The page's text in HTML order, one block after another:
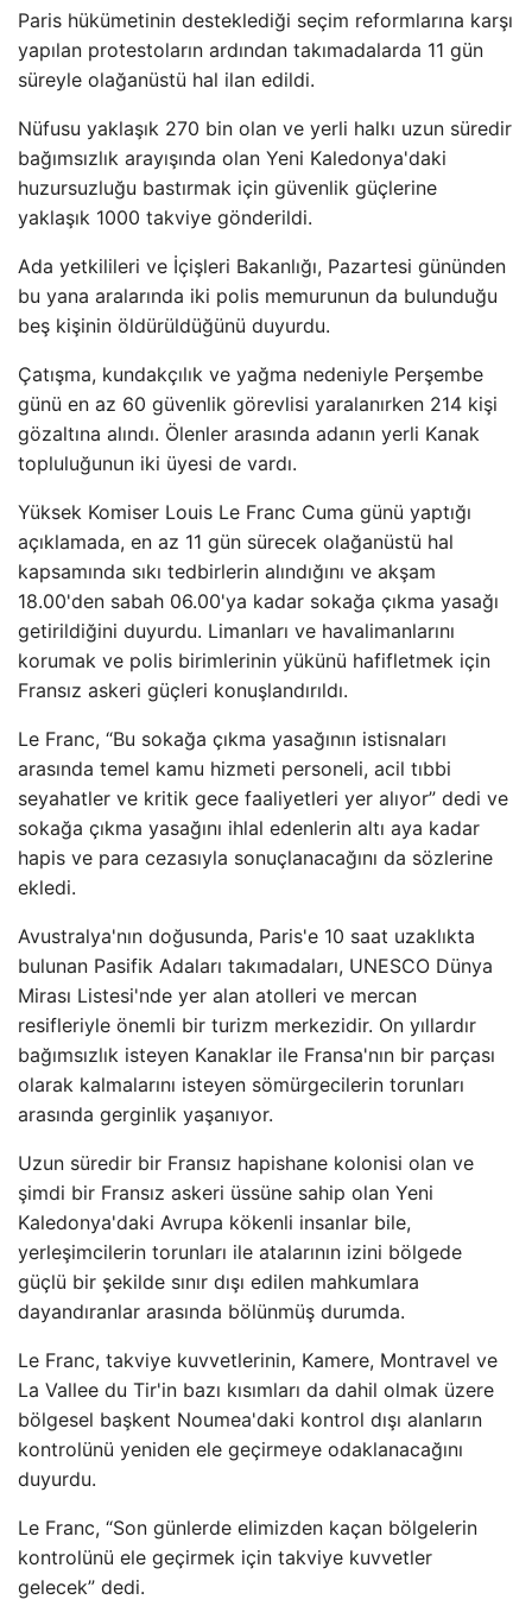
Paris hükümetinin desteklediği seçim reformlarına karşı
yapılan protestoların ardından takımadalarda 11 gün
süreyle olağanüstü hal ilan edildi.
Nüfusu yaklaşık 270 bin olan ve yerli halkı uzun süredir
bağımsızlık arayışında olan Yeni Kaledonya'daki
huzursuzluğu bastırmak için güvenlik güçlerine
yaklaşık 1000 takviye gönderildi.
Ada yetkilileri ve İçişleri Bakanlığı, Pazartesi gününden
bu yana aralarında iki polis memurunun da bulunduğu
beş kişinin öldürüldüğünü duyurdu.
Çatışma, kundakçılık ve yağma nedeniyle Perşembe
günü en az 60 güvenlik görevlisi yaralanırken 214 kişi
gözaltına alındı. Ölenler arasında adanın yerli Kanak
topluluğunun iki üyesi de vardı.
Yüksek Komiser Louis Le Franc Cuma günü yaptığı
açıklamada, en az 11 gün sürecek olağanüstü hal
kapsamında sıkı tedbirlerin alındığını ve akşam
18.00'den sabah 06.00'ya kadar sokağa çıkma yasağı
getirildiğini duyurdu. Limanları ve havalimanlarını
korumak ve polis birimlerinin yükünü hafifletmek için
Fransız askeri güçleri konuşlandırıldı.
Le Franc, “Bu sokağa çıkma yasağının istisnaları
arasında temel kamu hizmeti personeli, acil tıbbi
seyahatler ve kritik gece faaliyetleri yer alıyor” dedi ve
sokağa çıkma yasağını ihlal edenlerin altı aya kadar
hapis ve para cezasıyla sonuçlanacağını da sözlerine
ekledi.
Avustralya'nın doğusunda, Paris'e 10 saat uzaklıkta
bulunan Pasifik Adaları takımadaları, UNESCO Dünya
Mirası Listesi'nde yer alan atolleri ve mercan
resifleriyle önemli bir turizm merkezidir. On yıllardır
bağımsızlık isteyen Kanaklar ile Fransa'nın bir parçası
olarak kalmalarını isteyen sömürgecilerin torunları
arasında gerginlik yaşanıyor.
Uzun süredir bir Fransız hapishane kolonisi olan ve
şimdi bir Fransız askeri üssüne sahip olan Yeni
Kaledonya'daki Avrupa kökenli insanlar bile,
yerleşimcilerin torunları ile atalarının izini bölgede
güçlü bir şekilde sınır dışı edilen mahkumlara
dayandıranlar arasında bölünmüş durumda.
Le Franc, takviye kuvvetlerinin, Kamere, Montravel ve
La Vallee du Tir'in bazı kısımları da dahil olmak üzere
bölgesel başkent Noumea'daki kontrol dışı alanların
kontrolünü yeniden ele geçirmeye odaklanacağını
duyurdu.
Le Franc, “Son günlerde elimizden kaçan bölgelerin
kontrolünü ele geçirmek için takviye kuvvetler
gelecek” dedi.